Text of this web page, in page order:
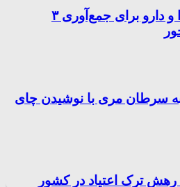
دستور سازمان غذا و دارو برای جمع‌آوری ۳
به سرطان مری با نوشیدن چای
رهش ترک اعتیاد در کشور